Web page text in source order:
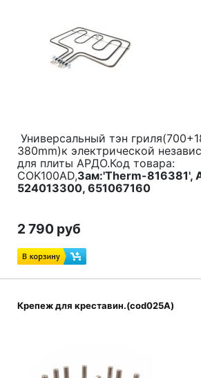
Универсальный тэн
380mm)к электрической
для плиты АРДО.Код товара:
COK100AD,Зам:'Therm-816381',
524013300, 651067160
2 790 руб
Крепеж для креставин.(cod025A)